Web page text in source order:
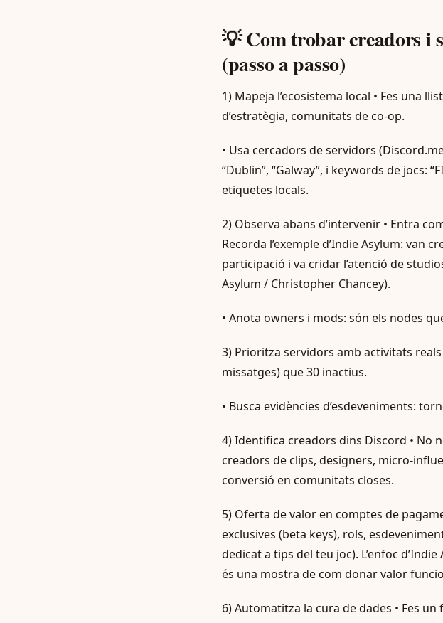
💡 Com trobar creadors i
(passo a passo)
1) Mapeja l’ecosistema local • Fes una
d’estratègia, comunitats de co-op.
• Usa cercadors de servidors
“Dublin”, “Galway”, i keywords de jocs:
etiquetes locals.
2) Observa abans d’intervenir • Entra
Recorda l’exemple d’Indie Asylum: van
participació i va cridar l’atenció de
Asylum / Christopher Chancey).
• Anota owners i mods: són els nodes
3) Prioritza servidors amb activitats
missatges) que 30 inactius.
• Busca evidències d’esdeveniments:
4) Identifica creadors dins Discord • No
creadors de clips, designers, micro-
conversió en comunitats closes.
5) Oferta de valor en comptes de
exclusives (beta keys), rols,
dedicat a tips del teu joc). L’enfoc
és una mostra de com donar valor
6) Automatitza la cura de dades • Fes